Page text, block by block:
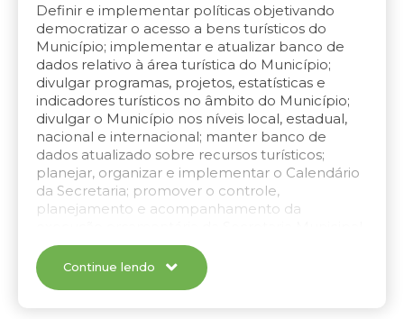
Definir e implementar políticas objetivando
democratizar o acesso a bens turísticos do
Município; implementar e atualizar banco de
dados relativo à área turística do Município;
divulgar programas, projetos, estatísticas e
indicadores turísticos no âmbito do Município;
divulgar o Município nos níveis local, estadual,
nacional e internacional; manter banco de
dados atualizado sobre recursos turísticos;
planejar, organizar e implementar o Calendário
da Secretaria; promover o controle,
planejamento e acompanhamento da
de Turismo e executar atividades de natureza
administrativa; oferecer suporte nos assuntos
administrativos, orçamentários, contábeis e
Continue lendo